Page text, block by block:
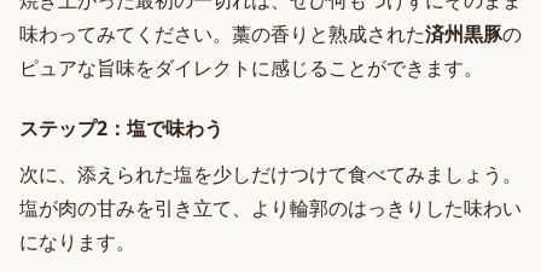
味わってみてください。藁の香りと熟成された済州黒豚の
ピュアな旨味をダイレクトに感じることができます。
ステップ2：塩で味わう
次に、添えられた塩を少しだけつけて食べてみましょう。
塩が肉の甘みを引き立て、より輪郭のはっきりした味わい
になります。